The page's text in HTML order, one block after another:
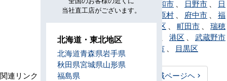
山市、 東大和市 日野市
日
の出町
檜原村 府中市
福
生市、文京区 町田市
瑞穂
町
港区
武蔵野市
、
武蔵村山市 目黒区
関連リンク： TOPページヘ
東京都全域ページヘ
当社直工店がございます。
北海道・東北地区
北海道青森県岩手県
秋田県宮城県山形県
福島県